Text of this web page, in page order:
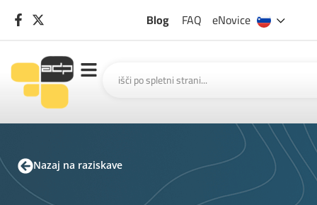
Blog FAQ eNovice
Nazaj na raziskave